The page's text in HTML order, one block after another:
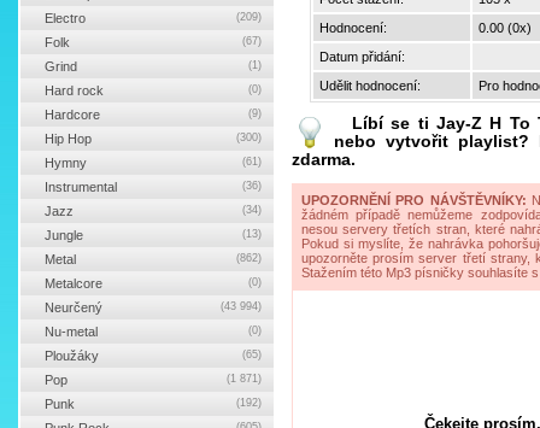
Hodnocení:
0.00 (0x)
Datum přidání:
Udělit hodnocení:
Pro
Líbí se ti Jay-Z H To
nebo vytvořit playlist?
zdarma.
UPOZORNĚNÍ PRO NÁVŠTĚVNÍKY:
žádném případě nemůžeme
nesou servery třetích stran, které
Pokud si myslíte, že nahrávka
upozorněte prosím server třetí strany,
Stažením této Mp3 písničky souhlasíte
Čekejte
Electro (209)
Folk (67)
Grind (1)
Hard rock (0)
Hardcore (9)
Hip Hop (300)
Hymny (61)
Instrumental (36)
Jazz (34)
Jungle (13)
Metal (862)
Metalcore (0)
Neurčený (43 994)
Nu-metal (0)
Ploužáky (65)
Pop (1 871)
Punk (192)